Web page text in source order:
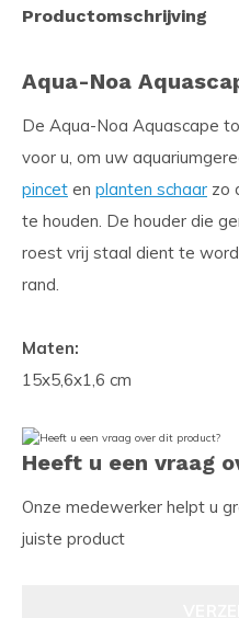
Productomschrijving
Aqua-Noa
De Aqua-Noa Aquascape
voor u, om uw
pincet en planten schaar zo
te houden. De houder die
roest vrij staal dient te
rand.
Maten:
15x5,6x1,6 cm
Heeft u een vraag
Onze medewerker helpt u
juiste product